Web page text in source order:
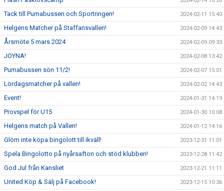
Tack till Pumabussen och Sportringen! 2024-02-11 15:40
Helgens Matcher på Staffansvallen! 2024-02-09 14:43
Årsmöte 5 mars 2024 2024-02-09 09:33
JOYNA! 2024-02-08 13:42
Pumabussen sön 11/2! 2024-02-07 15:01
Lördagsmatcher på vallen! 2024-02-02 14:43
Event! 2024-01-31 14:19
Provspel för U15 2024-01-30 10:08
Helgens match på Vallen! 2024-01-12 14:16
Glöm inte köpa bingolott till ikväll! 2023-12-31 11:01
Spela Bingolotto på nyårsafton och stöd klubben! 2023-12-28 11:42
God Jul från Kansliet 2023-12-21 11:11
United Köp & Sälj på Facebook! 2023-12-15 10:36